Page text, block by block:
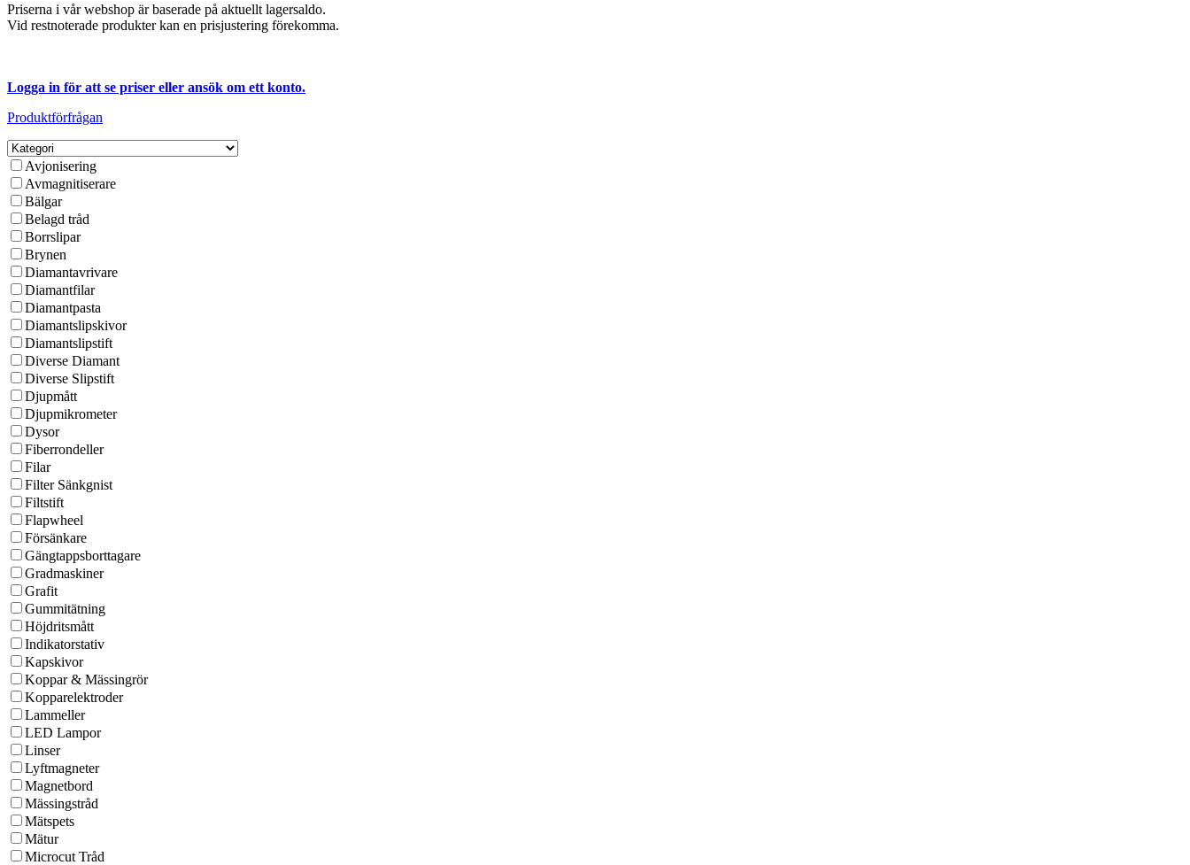
Priserna i vår webshop är baserade på aktuellt lagersaldo.
Vid restnoterade produkter kan en prisjustering förekomma.
Logga in för att se priser eller ansök om ett konto.
Produktförfrågan
Avjonisering
Avmagnitiserare
Bälgar
Belagd tråd
Borrslipar
Brynen
Diamantavrivare
Diamantfilar
Diamantpasta
Diamantslipskivor
Diamantslipstift
Diverse Diamant
Diverse Slipstift
Djupmått
Djupmikrometer
Dysor
Fiberrondeller
Filar
Filter Sänkgnist
Filtstift
Flapwheel
Försänkare
Gängtappsborttagare
Gradmaskiner
Grafit
Gummitätning
Höjdritsmått
Indikatorstativ
Kapskivor
Koppar & Mässingrör
Kopparelektroder
Lammeller
LED Lampor
Linser
Lyftmagneter
Magnetbord
Mässingstråd
Mätspets
Mätur
Microcut Tråd